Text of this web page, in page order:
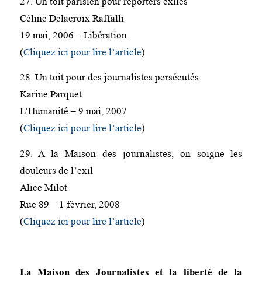
Céline Delacroix Raffalli
19 mai, 2006 – Libération
(Cliquez ici pour lire l’article)
28. Un toit pour des journalistes persécutés
Karine Parquet
L’Humanité – 9 mai, 2007
(Cliquez ici pour lire l’article)
29. A la Maison des journalistes, on soigne les
douleurs de l’exil
Alice Milot
Rue 89 – 1 février, 2008
(Cliquez ici pour lire l’article)
La Maison des Journalistes et la liberté de la